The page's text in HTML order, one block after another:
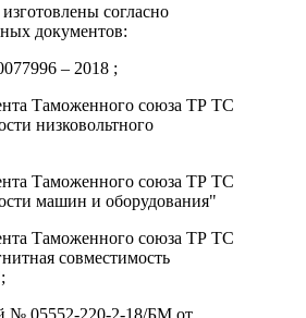
согласно
документов:
– 2018 ;
Таможенного союза ТР ТС
низковольтного
Таможенного союза ТР ТС
машин и оборудования"
Таможенного союза ТР ТС
совместимость
№ 05552-220-2-18/БМ от